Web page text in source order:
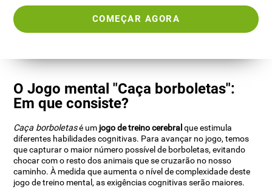
COMEÇAR AGORA
O Jogo mental "Caça borboletas":
Em que consiste?
Caça borboletasé um jogo de treino cerebralque estimula
diferentes habilidades cognitivas. Para avançar no jogo, temos
que capturar o maior número possível de borboletas, evitando
chocar com o resto dos animais que se cruzarão no nosso
caminho. À medida que aumenta o nível de complexidade deste
jogo de treino mental, as exigências cognitivas serão maiores.